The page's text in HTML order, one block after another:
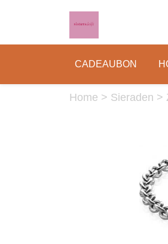
CADEAUBON
Home > Sieraden >